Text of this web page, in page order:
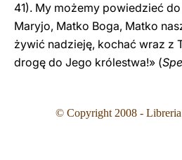
41). My możemy powiedzieć
Maryjo, Matko Boga, Matko
żywić nadzieję, kochać wraz z
drogę do Jego królestwa!» (
© Copyright 2008 - Libreria